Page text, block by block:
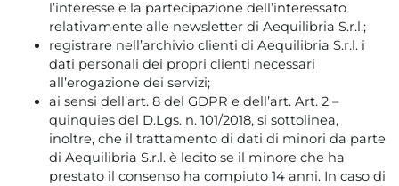
l’interesse e la partecipazione dell’interessato
relativamente alle newsletter di Aequilibria S.r.l.;
registrare nell’archivio clienti di Aequilibria S.r.l. i
dati personali dei propri clienti necessari
all’erogazione dei servizi;
ai sensi dell’art. 8 del GDPR e dell’art. Art. 2 –
quinquies del D.Lgs. n. 101/2018, si sottolinea,
inoltre, che il trattamento di dati di minori da parte
di Aequilibria S.r.l. è lecito se il minore che ha
prestato il consenso ha compiuto 14 anni. In caso di